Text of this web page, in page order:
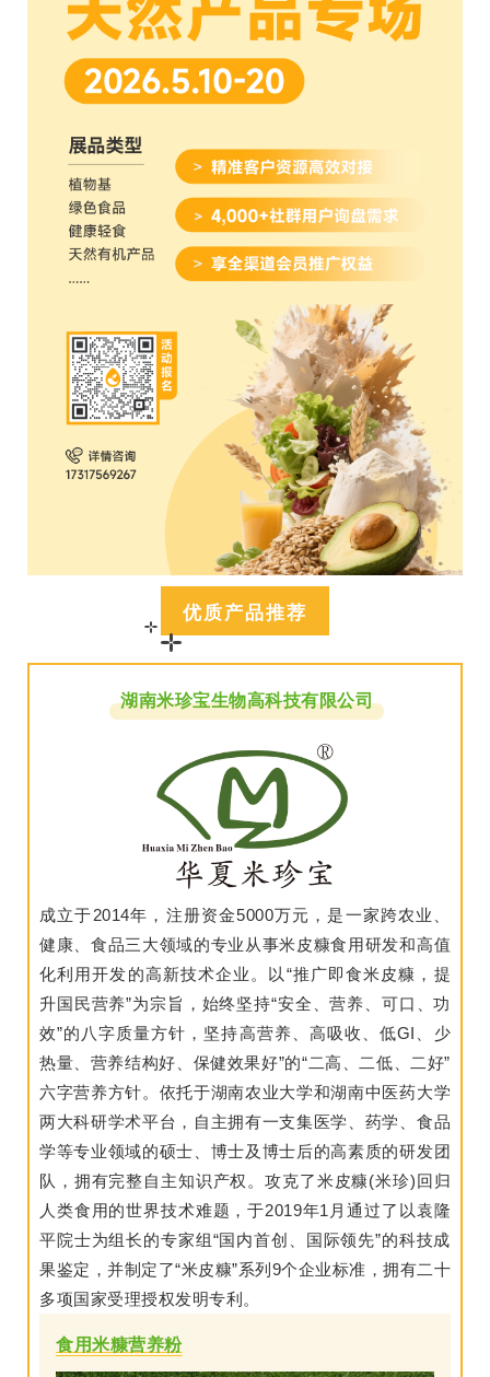
优质产品推荐
湖南米珍宝生物高科技有限公司
成立于2014年，注册资金5000万元，是一家跨农业、
健康、食品三大领域的专业从事米皮糠食用研发和高值
化利用开发的高新技术企业。以“推广即食米皮糠，提
升国民营养”为宗旨，始终坚持“安全、营养、可口、功
效”的八字质量方针，坚持高营养、高吸收、低GI、少
热量、营养结构好、保健效果好”的“二高、二低、二好”
六字营养方针。依托于湖南农业大学和湖南中医药大学
两大科研学术平台，自主拥有一支集医学、药学、食品
学等专业领域的硕士、博士及博士后的高素质的研发团
队，拥有完整自主知识产权。攻克了米皮糠(米珍)回归
人类食用的世界技术难题，于2019年1月通过了以袁隆
平院士为组长的专家组“国内首创、国际领先”的科技成
果鉴定，并制定了“米皮糠”系列9个企业标准，拥有二十
多项国家受理授权发明专利。
食用米糠营养粉